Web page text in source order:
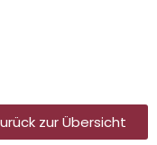
zur Übersicht